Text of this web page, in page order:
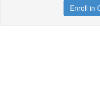
Enroll in